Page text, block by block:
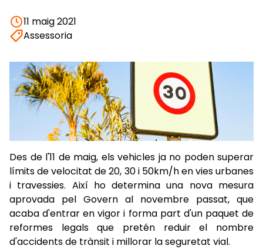
11 maig 2021
Assessoria
Des de l'11 de maig, els vehicles ja no poden superar
límits de velocitat de 20, 30 i 50km/h en vies urbanes
i travessies. Així ho determina una nova mesura
aprovada pel Govern al novembre passat, que
acaba d'entrar en vigor i forma part d'un paquet de
reformes legals que pretén reduir el nombre
d'accidents de trànsit i millorar la seguretat vial.